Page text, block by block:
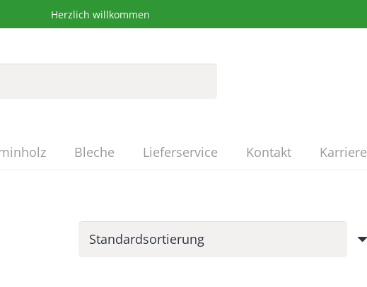
Herzlich willkommen
Bleche Lieferservice Kontakt Karriere